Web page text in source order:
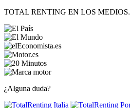
TOTAL RENTING EN LOS MEDIOS.
¿Alguna duda?